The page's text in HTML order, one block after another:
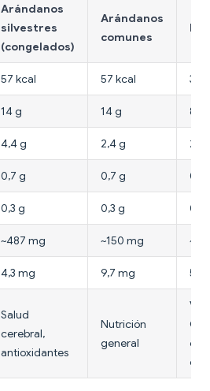
Arándanos
silvestres
(congelados)
Arándanos
comunes
57 kcal 57 kcal 32
14 g 14 g 8 g
4,4 g 2,4 g 2 g
0,7 g 0,7 g 0,7
0,3 g 0,3 g 0,3
~487 mg ~150 mg
4,3 mg 9,7 mg 59
Salud
cerebral,
antioxidantes
Nutrición
general
C,
en